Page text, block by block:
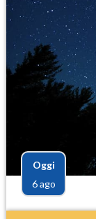
Oggi
6 ago